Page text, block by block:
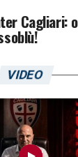
Cagliari:
VIDEO